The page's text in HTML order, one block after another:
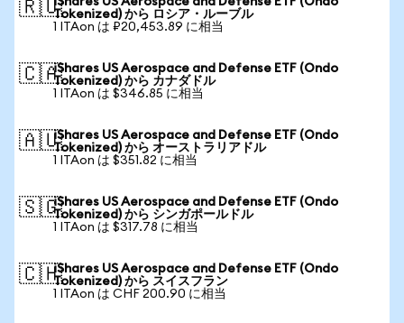
🇷🇺Tokenized) から ロシア・ルーブル
1 ITAon は ₽20,453.89 に相当
🇨🇦iShares US Aerospace and Defense ETF (Ondo
Tokenized) から カナダドル
1 ITAon は $346.85 に相当
🇦🇺iShares US Aerospace and Defense ETF (Ondo
Tokenized) から オーストラリアドル
1 ITAon は $351.82 に相当
🇸🇬iShares US Aerospace and Defense ETF (Ondo
Tokenized) から シンガポールドル
1 ITAon は $317.78 に相当
🇨🇭iShares US Aerospace and Defense ETF (Ondo
Tokenized) から スイスフラン
1 ITAon は CHF 200.90 に相当